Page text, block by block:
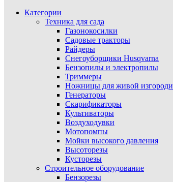
Категории
Техника для сада
Газонокосилки
Садовые тракторы
Райдеры
Снегоуборщики Husqvarna
Бензопилы и электропилы
Триммеры
Ножницы для живой изгороди
Генераторы
Скарификаторы
Культиваторы
Воздуходувки
Мотопомпы
Мойки высокого давления
Высоторезы
Кусторезы
Строительное оборудование
Бензорезы